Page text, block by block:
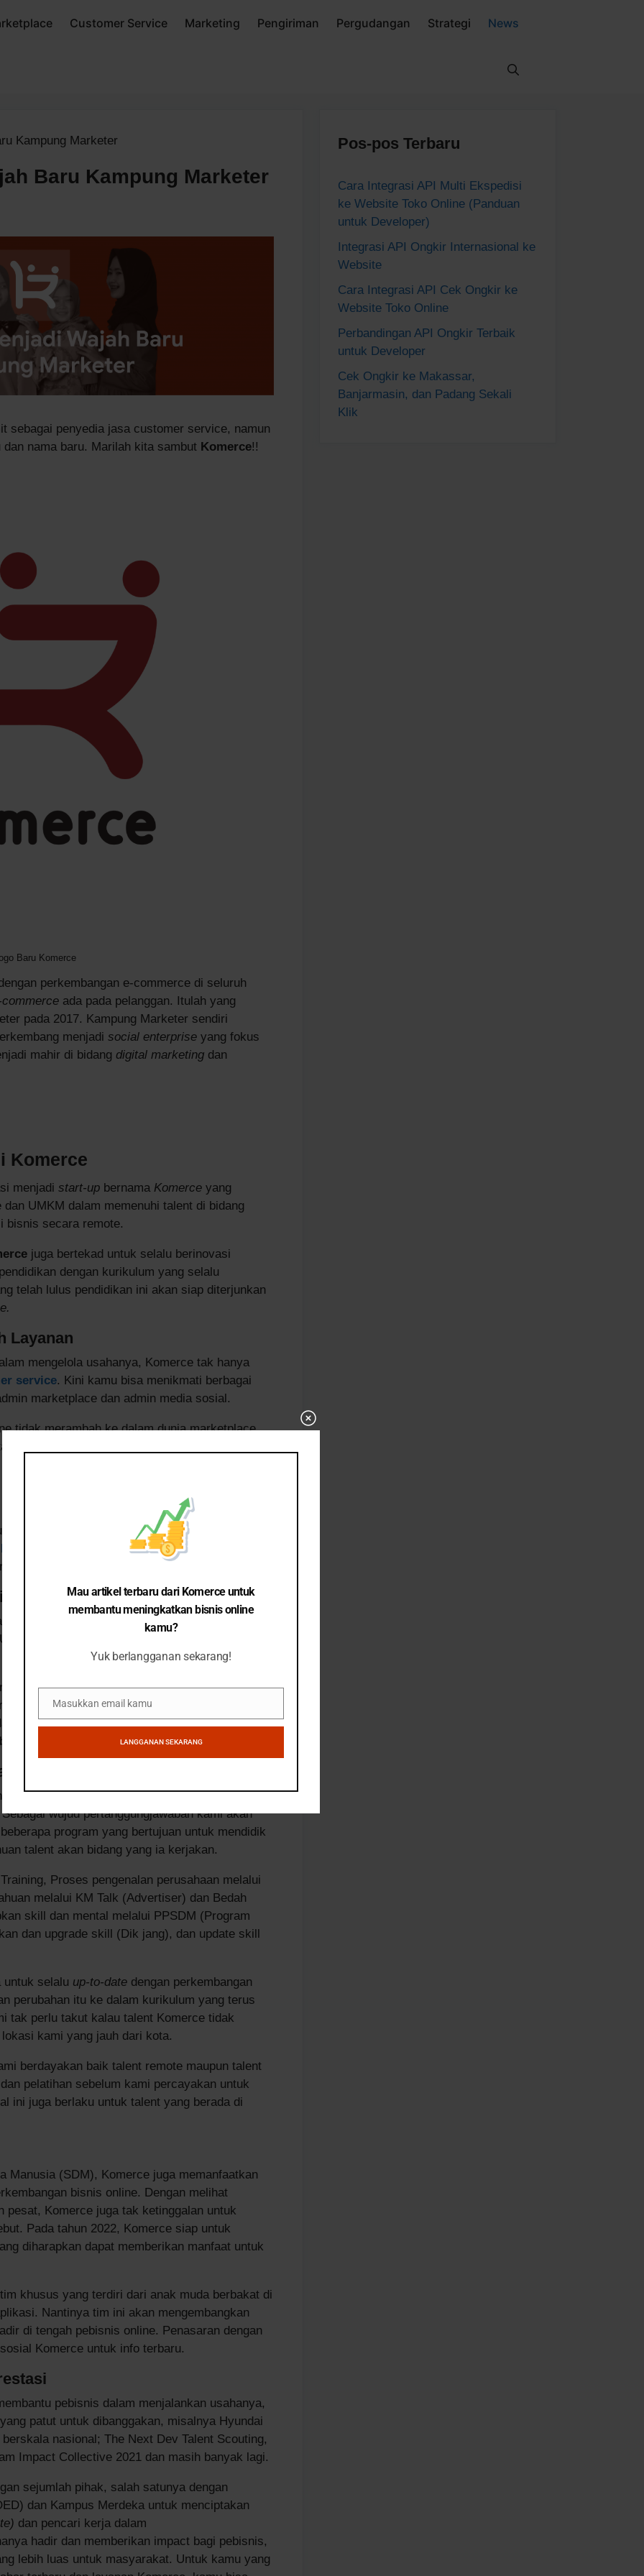
Customer Service Marketing Pengiriman Pergudangan Strategi News
Kampung Marketer
Baru Kampung Marketer
sebagai penyedia jasa customer service, namun
nama baru. Marilah kita sambut Komerce!!
Baru Komerce
perkembangan e-commerce di seluruh
ada pada pelanggan. Itulah yang
pada 2017. Kampung Marketer sendiri
menjadi social enterprise yang fokus
mahir di bidang digital marketing dan
Komerce
menjadi start-up bernama Komerce yang
UMKM dalam memenuhi talent di bidang
bisnis secara remote.
juga bertekad untuk selalu berinovasi
dengan kurikulum yang selalu
telah lulus pendidikan ini akan siap diterjunkan
Layanan
mengelola usahanya, Komerce tak hanya
service. Kini kamu bisa menikmati berbagai
marketplace dan admin media sosial.
tidak merambah ke dalam dunia marketplace.
(BPS), terdapat lebih dari 2,3 juta e-
kemudahan lebih bagi pebisnis online
dari usahanya. Komerce secara resmi
” untuk mendukung pebisnis dalam
hire talent secara remote, Kami berusaha untuk
mewujudkan itu semua, Komerce kini
hire talent komerce untuk penempatan di
lainnya, talent yang kami salurkan
pada layanan ini pebisnis cukup membayar
Kualitas Talent
untuk pebisnis, kami juga tetap fokus pada
wujud pertanggungjawaban kami akan
program yang bertujuan untuk mendidik
talent akan bidang yang ia kerjakan.
Proses pengenalan perusahaan melalui
melalui KM Talk (Advertiser) dan Bedah
skill dan mental melalui PPSDM (Program
dan upgrade skill (Dik jang), dan update skill
untuk selalu up-to-date dengan perkembangan
perubahan itu ke dalam kurikulum yang terus
tak perlu takut kalau talent Komerce tidak
kami yang jauh dari kota.
berdayakan baik talent remote maupun talent
pelatihan sebelum kami percayakan untuk
ini juga berlaku untuk talent yang berada di
Manusia (SDM), Komerce juga memanfaatkan
bisnis online. Dengan melihat
pesat, Komerce juga tak ketinggalan untuk
Pada tahun 2022, Komerce siap untuk
diharapkan dapat memberikan manfaat untuk
khusus yang terdiri dari anak muda berbakat di
Nantinya tim ini akan mengembangkan
di tengah pebisnis online. Penasaran dengan
Komerce untuk info terbaru.
pebisnis dalam menjalankan usahanya,
patut untuk dibanggakan, misalnya Hyundai
nasional; The Next Dev Talent Scouting,
Impact Collective 2021 dan masih banyak lagi.
sejumlah pihak, salah satunya dengan
dan Kampus Merdeka untuk menciptakan
dan pencari kerja dalam
hadir dan memberikan impact bagi pebisnis,
lebih luas untuk masyarakat. Untuk kamu yang
Pos-pos Terbaru
Cara Integrasi API Multi Ekspedisi
ke Website Toko Online (Panduan
untuk Developer)
Integrasi API Ongkir Internasional ke
Website
Cara Integrasi API Cek Ongkir ke
Website Toko Online
Perbandingan API Ongkir Terbaik
untuk Developer
Cek Ongkir ke Makassar,
Banjarmasin, dan Padang Sekali
Klik
Mau artikel terbaru dari Komerce untuk
membantu meningkatkan bisnis online
kamu?
Yuk berlangganan sekarang!
Email
Masukkan email kamu
LANGGANAN SEKARANG